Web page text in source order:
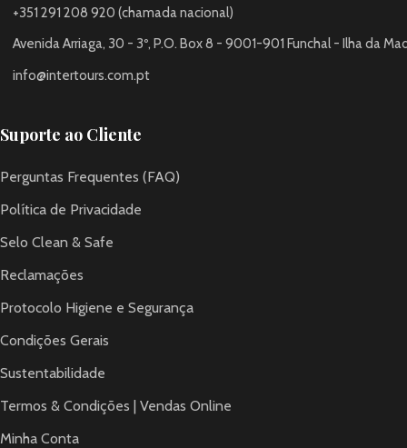
+351 291 208 920 (chamada nacional)
Avenida Arriaga, 30 - 3º, P.O. Box 8 - 9001-901 Funchal - Ilha da
info@intertours.com.pt
Suporte ao Cliente
Perguntas Frequentes (FAQ)
Política de Privacidade
Selo Clean & Safe
Reclamações
Protocolo Higiene e Segurança
Condições Gerais
Sustentabilidade
Termos & Condições | Vendas Online
Minha Conta